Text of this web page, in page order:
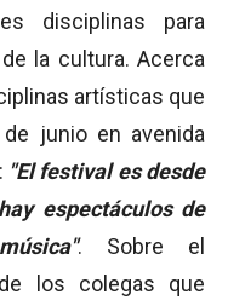
disciplinas para
la cultura. Acerca
artísticas que
junio en avenida
"El festival es desde
espectáculos de
. Sobre el
los colegas que